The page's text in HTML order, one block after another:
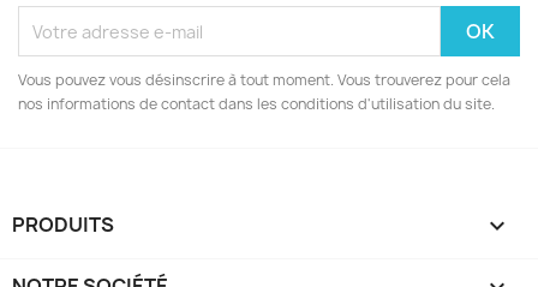
Vous pouvez vous désinscrire à tout moment. Vous trouverez pour cela
nos informations de contact dans les conditions d'utilisation du site.
PRODUITS 